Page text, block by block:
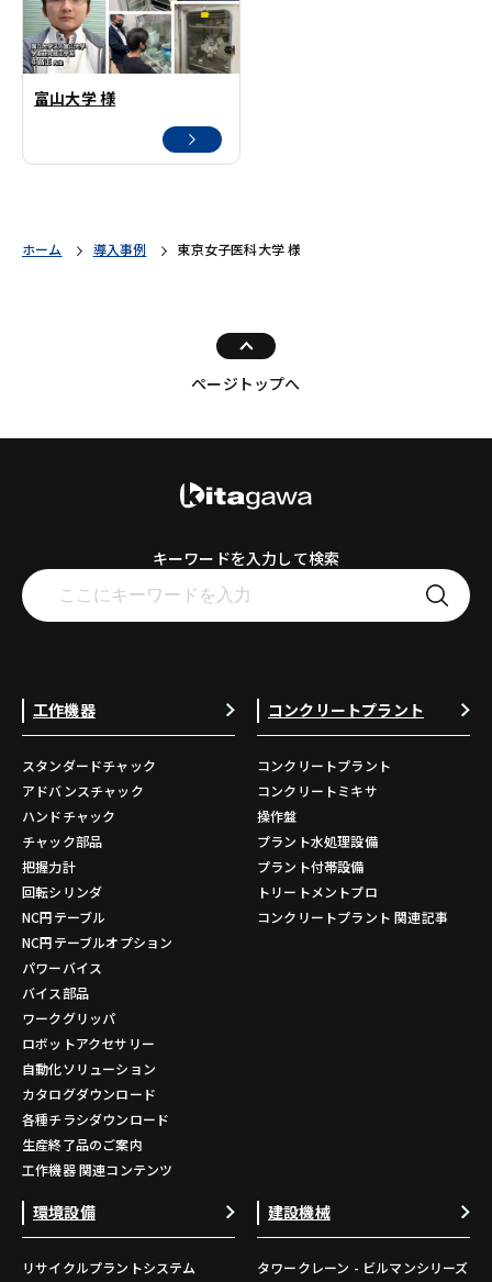
富山大学 様
ホーム 導入事例 東京女子医科大学 様
ページトップへ
キーワードを入力して検索
工作機器
スタンダードチャック
アドバンスチャック
ハンドチャック
チャック部品
把握力計
回転シリンダ
NC円テーブル
NC円テーブルオプション
パワーバイス
バイス部品
ワークグリッパ
ロボットアクセサリー
自動化ソリューション
カタログダウンロード
各種チラシダウンロード
生産終了品のご案内
工作機器 関連コンテンツ
コンクリートプラント
コンクリートプラント
コンクリートミキサ
操作盤
プラント水処理設備
プラント付帯設備
トリートメントプロ
コンクリートプラント 関連記事
環境設備
リサイクルプラントシステム
建設機械
タワークレーン - ビルマンシリーズ